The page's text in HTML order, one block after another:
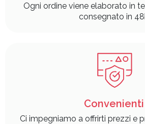
Ogni ordine viene elaborato in
consegnato in
Convenienti
Ci impegniamo a offrirti prezzi e